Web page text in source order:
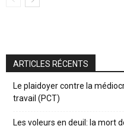
ARTICLES RÉCENTS
Le plaidoyer contre la
travail (PCT)
Les voleurs en deuil: la mort